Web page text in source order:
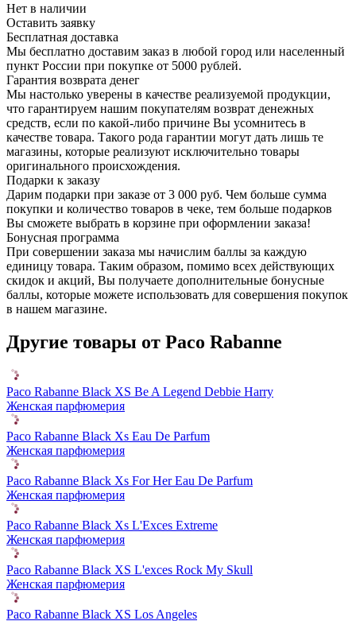
Нет в наличии
Оставить заявку
Бесплатная доставка
Мы бесплатно доставим заказ в любой город или населенный
пункт России при покупке от 5000 рублей.
Гарантия возврата денег
Мы настолько уверены в качестве реализуемой продукции,
что гарантируем нашим покупателям возврат денежных
средств, если по какой-либо причине Вы усомнитесь в
качестве товара. Такого рода гарантии могут дать лишь те
магазины, которые реализуют исключительно товары
оригинального происхождения.
Подарки к заказу
Дарим подарки при заказе от 3 000 руб. Чем больше сумма
покупки и количество товаров в чеке, тем больше подарков
Вы сможете выбрать в корзине при оформлении заказа!
Бонусная программа
При совершении заказа мы начислим баллы за каждую
единицу товара. Таким образом, помимо всех действующих
скидок и акций, Вы получаете дополнительные бонусные
баллы, которые можете использовать для совершения покупок
в нашем магазине.
Другие товары от Paco Rabanne
Paco Rabanne Black XS Be A Legend Debbie Harry
Женская парфюмерия
Paco Rabanne Black Xs Eau De Parfum
Женская парфюмерия
Paco Rabanne Black Xs For Her Eau De Parfum
Женская парфюмерия
Paco Rabanne Black Xs L'Exces Extreme
Женская парфюмерия
Paco Rabanne Black XS L'exces Rock My Skull
Женская парфюмерия
Paco Rabanne Black XS Los Angeles